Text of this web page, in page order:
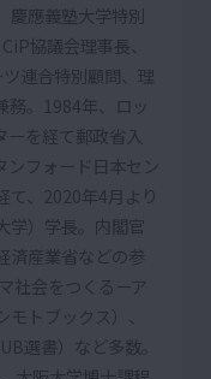
慶應義塾大学特別
協議会理事長、
連合特別顧問、理
務。1984年、ロッ
ーを経て郵政省入
フォード日本セン
て、2020年4月より
学）学長。内閣官
済産業省などの参
社会をつくるーア
トブックス）、
選書）など多数。